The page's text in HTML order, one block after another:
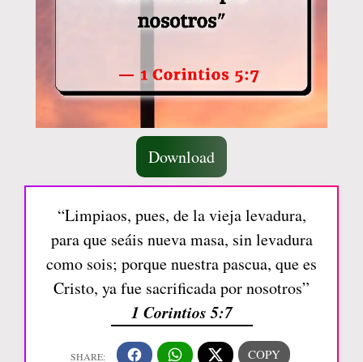
Download
“Limpiaos, pues, de la vieja levadura,
para que seáis nueva masa, sin levadura
como sois; porque nuestra pascua, que es
Cristo, ya fue sacrificada por nosotros”
1 Corintios 5:7